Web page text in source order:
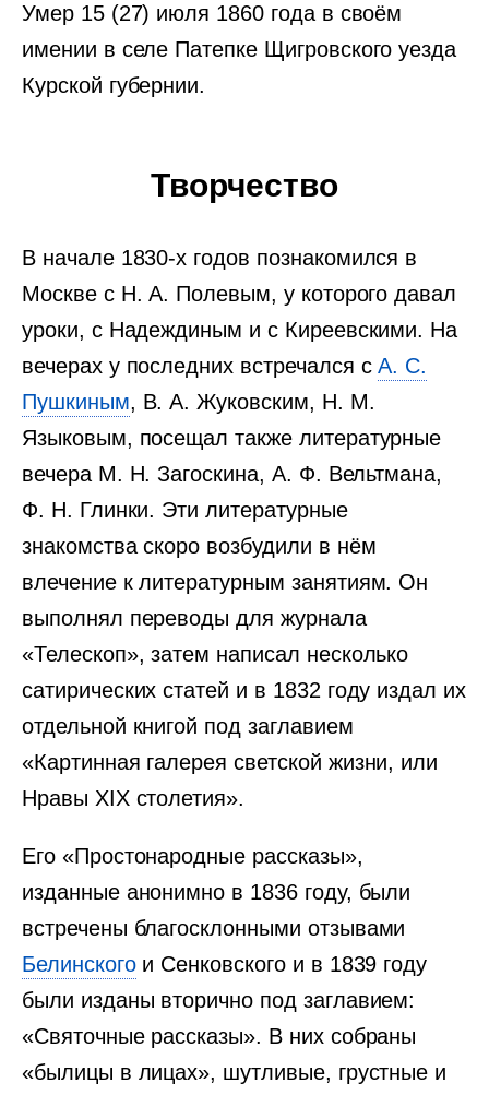
Умер 15 (27) июля 1860 года в своём
имении в селе Патепке Щигровского уезда
Курской губернии.
Творчество
В начале 1830-х годов познакомился в
Москве c Н. А. Полевым, у которого давал
уроки, с Надеждиным и с Киреевскими. На
вечерах у последних встречался сА. С.
Пушкиным, В. А. Жуковским, Н. М.
Языковым, посещал также литературные
вечера М. Н. Загоскина, А. Ф. Вельтмана,
Ф. Н. Глинки. Эти литературные
знакомства скоро возбудили в нём
влечение к литературным занятиям. Он
выполнял переводы для журнала
«Телескоп», затем написал несколько
сатирических статей и в 1832 году издал их
отдельной книгой под заглавием
«Картинная галерея светской жизни, или
Нравы XIX столетия».
Его «Простонародные рассказы»,
изданные анонимно в 1836 году, были
встречены благосклонными отзывами
Белинскогои Сенковского и в 1839 году
были изданы вторично под заглавием:
«Святочные рассказы». В них собраны
«былицы в лицах», шутливые, грустные и